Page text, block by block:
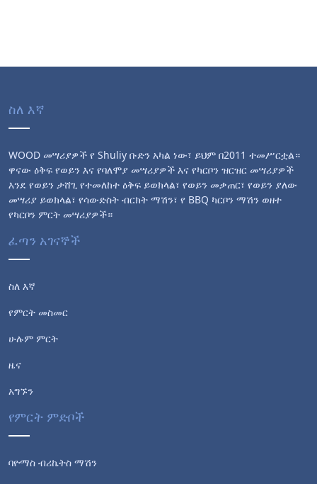
ስለ እኛ
WOOD መሣሪያዎች የ Shuliy ቡድን አካል ነው፣ ይህም በ2011 ተመሥርቷል።
ዋናው ዕቅፍ የወይን እና የባለሞያ መሣሪያዎች እና የካርቦን ዝርዝር መሣሪያዎች
እንደ የወይን ታሸጊ የተመለከተ ዕቅፍ ይወክላል፣ የወይን መቃጠር፣ የወይን ያለው
መሣሪያ ይወክላል፣ የሳውድስት ብርክት ማሽን፣ የ BBQ ካርቦን ማሽን ወዘተ
የካርቦን ምርት መሣሪያዎች።
ፈጣን አገናኞች
ስለ እኛ
የምርት መስመር
ሁሉም ምርት
ዜና
አግኙን
የምርት ምድቦች
ባዮማስ ብሪኬትስ ማሽን